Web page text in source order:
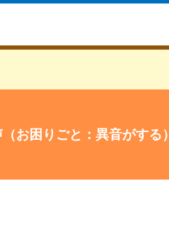
お困りごと：異音がする）